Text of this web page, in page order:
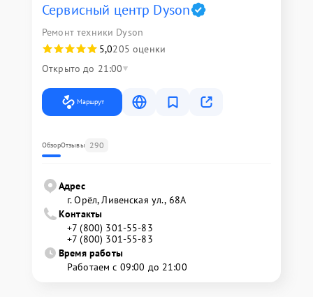
Сервисный центр Dyson
Ремонт техники Dyson
5,0205 оценки
Открыто до 21:00
Маршрут
ОбзорОтзывы 290
Адрес
г. Орёл, Ливенская ул., 68А
Контакты
+7 (800) 301-55-83
+7 (800) 301-55-83
Время работы
Работаем с 09:00 до 21:00